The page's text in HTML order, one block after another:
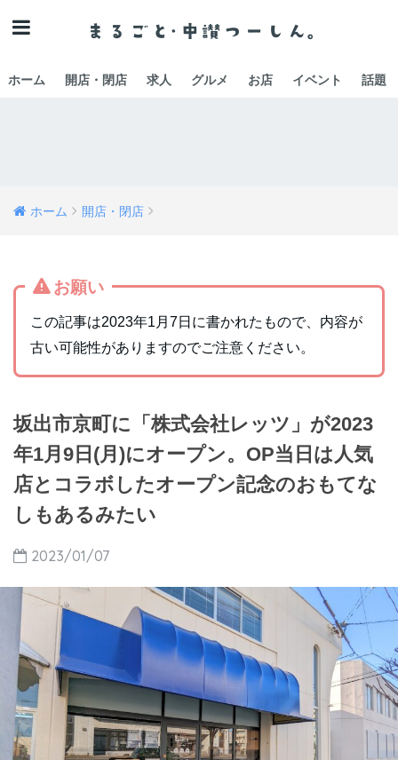
ホーム 開店・閉店 求人 グルメ お店 イベント 話題
ホーム 開店・閉店
お願い
この記事は2023年1月7日に書かれたもので、内容が
古い可能性がありますのでご注意ください。
坂出市京町に「株式会社レッツ」が2023
年1月9日(月)にオープン。OP当日は人気
店とコラボしたオープン記念のおもてな
しもあるみたい
2023/01/07